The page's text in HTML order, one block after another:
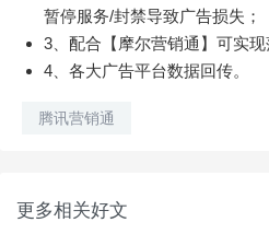
暂停服务/封禁导致广告损失；
3、配合【摩尔营销通】可实现
4、各大广告平台数据回传。
腾讯营销通
更多相关好文